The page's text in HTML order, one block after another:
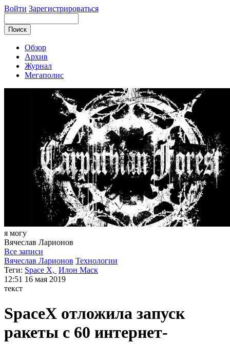
Войти Зарегистрироваться
Обзор
Архив
Журнал
Мегаполис
я могу
Вячеслав Ларионов
Все записи
Вячеслав Ларионов Технологии
Теги: Space X, Илон Маск
12:51 16 мая 2019
текст
SpaceX отложила запуск
ракеты с 60 интернет-